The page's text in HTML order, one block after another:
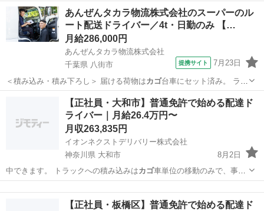
作業は他のメン…
神奈川 川崎市 物流 未経験
あんぜんタカラ物流株式会社のスーパーのル
ート配送ドライバー／4t・日勤のみ 【…
月給286,000円
あんぜんタカラ物流株式会社
千葉県 八街市
提携サイト 7月23日
＜積み込み・積み下ろし＞ 届ける荷物はカゴ台車にセット済み。 ラッ
プで巻いてベル…
ドライバー
【正社員・大和市】普通免許で始める配達ド
ライバー｜月給26.4万円〜
月収263,835円
イオンネクストデリバリー株式会社
神奈川県 大和市
8月2日
中できます。 トラックへの積み込みはカゴ車単位の移動のみで、事務
作業は他のメン…
【正社員・板橋区】普通免許で始める配達ド